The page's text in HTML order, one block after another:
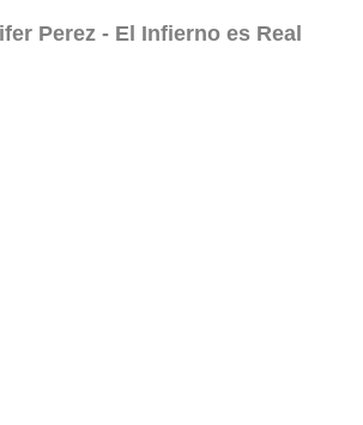
Perez - El Infierno es Real